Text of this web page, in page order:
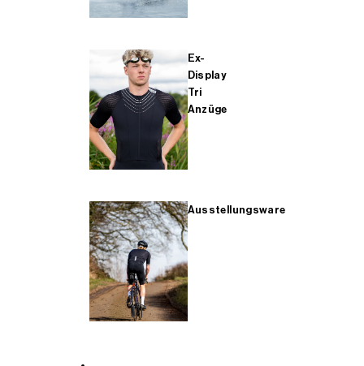
Ex-
Display
Tri
Anzüge
Ausstellungsware